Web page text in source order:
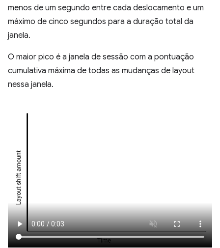
menos de um segundo entre cada deslocamento e um
máximo de cinco segundos para a duração total da
janela.
O maior pico é a janela de sessão com a pontuação
cumulativa máxima de todas as mudanças de layout
nessa janela.